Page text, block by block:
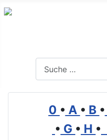
0 • A • B •
• G • H •